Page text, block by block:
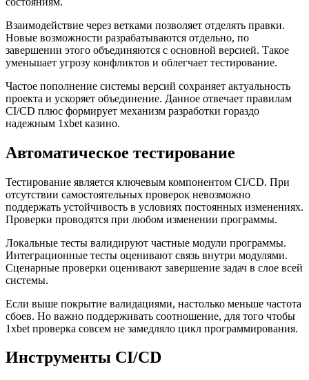
Взаимодействие через ветками позволяет отделять правки.
Новые возможности разрабатываются отдельно, по
завершении этого объединяются с основной версией. Такое
уменьшает угрозу конфликтов и облегчает тестирование.
Частое пополнение системы версий сохраняет актуальность
проекта и ускоряет объединение. Данное отвечает правилам
CI/CD плюс формирует механизм разработки гораздо
надежным 1xbet казино.
Автоматическое тестирование
Тестирование является ключевым компонентом CI/CD. При
отсутствии самостоятельных проверок невозможно
поддержать устойчивость в условиях постоянных изменениях.
Проверки проводятся при любом изменении программы.
Локальные тесты валидируют частные модули программы.
Интеграционные тесты оценивают связь внутри модулями.
Сценарные проверки оценивают завершение задач в слое всей
системы.
Если выше покрытие валидациями, настолько меньше частота
сбоев. Но важно поддерживать соотношение, для того чтобы
1xbet проверка совсем не замедляло цикл программирования.
Инструменты CI/CD